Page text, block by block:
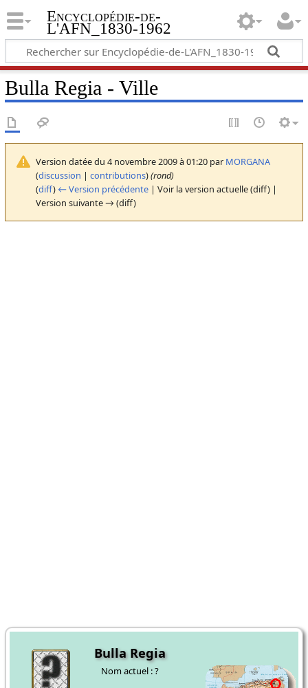
Encyclopédie-de-
L'AFN_1830-1962
Bulla Regia - Ville
Version datée du 4 novembre 2009 à 01:20 par MORGANA
(discussion | contributions)(rond)
(diff) ← Version précédente| Voir la version actuelle (diff) |
Version suivante → (diff)
Bulla Regia
Nom actuel : ?